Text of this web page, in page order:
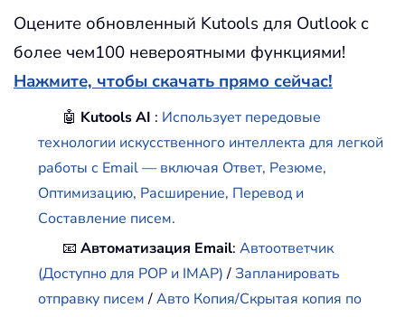
Оцените обновленный Kutools для Outlook с
более чем100 невероятными функциями!
Нажмите, чтобы скачать прямо сейчас!
🤖 Kutools AI : Использует передовые
технологии искусственного интеллекта для легкой
работы с Email — включая Ответ, Резюме,
Оптимизацию, Расширение, Перевод и
Составление писем.
📧Автоматизация Email:Автоответчик
(Доступно для POP и IMAP)/Запланировать
отправку писем/Авто Копия/Скрытая копия по